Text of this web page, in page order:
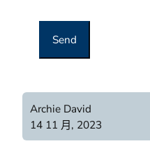
Send
Archie David
14 11 月, 2023